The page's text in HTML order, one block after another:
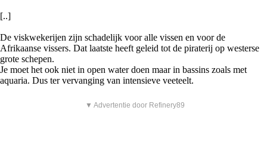
[..]
De viskwekerijen zijn schadelijk voor alle vissen en voor de
Afrikaanse vissers. Dat laatste heeft geleid tot de piraterij op westerse
grote schepen.
Je moet het ook niet in open water doen maar in bassins zoals met
aquaria. Dus ter vervanging van intensieve veeteelt.
▼ Advertentie door Refinery89